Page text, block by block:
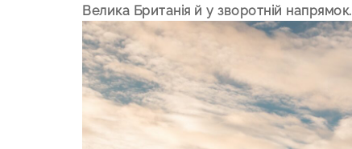
Велика Британія й у зворотній напрямок.